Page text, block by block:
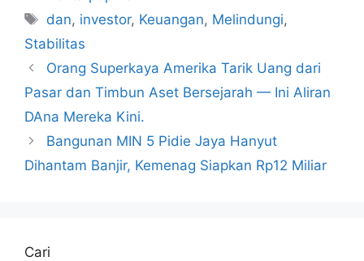
Tag
dan, investor, Keuangan, Melindungi,
Stabilitas
Orang Superkaya Amerika Tarik Uang dari
Pasar dan Timbun Aset Bersejarah — Ini Aliran
DAna Mereka Kini.
Bangunan MIN 5 Pidie Jaya Hanyut
Dihantam Banjir, Kemenag Siapkan Rp12 Miliar
Cari